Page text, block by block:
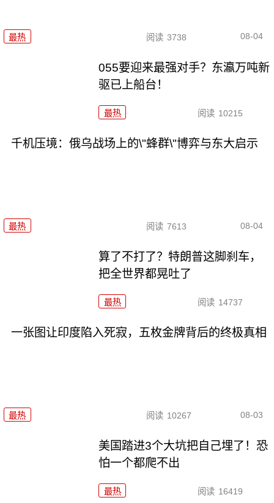
最热 阅读 3738 08-04
055要迎来最强对手？东瀛万吨新
驱已上船台！
最热 阅读 10215
千机压境：俄乌战场上的\"蜂群\"博弈与东大启示
最热 阅读 7613 08-04
算了不打了？特朗普这脚刹车，
把全世界都晃吐了
最热 阅读 14737
一张图让印度陷入死寂，五枚金牌背后的终极真相
最热 阅读 10267 08-03
美国踏进3个大坑把自己埋了！恐
怕一个都爬不出
最热 阅读 16419